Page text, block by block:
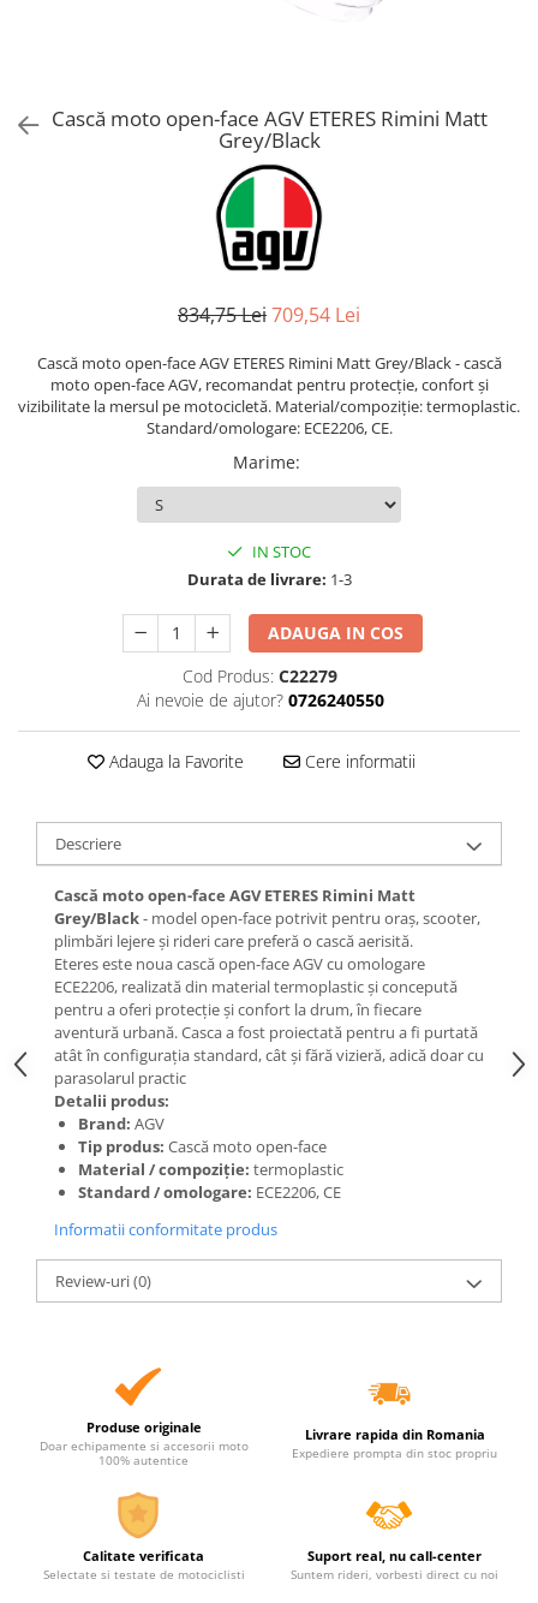
PLOAIE
TERMICE
Stickere & Grafică
Cască moto open-face AGV ETERES Rimini Matt
Grey/Black
834,75 Lei709,54 Lei
Cască moto open-face AGV ETERES Rimini Matt Grey/Black - cască
moto open-face AGV, recomandat pentru protecție, confort și
vizibilitate la mersul pe motocicletă. Material/compoziție: termoplastic.
Standard/omologare: ECE2206, CE.
Marime:
IN STOC
Durata de livrare: 1-3
ADAUGA IN COS
Cod Produs: C22279
Ai nevoie de ajutor? 0726240550
Adauga la Favorite Cere informatii
Descriere
Cască moto open-face AGV ETERES Rimini Matt
Grey/Black- model open-face potrivit pentru oraș, scooter,
plimbări lejere și rideri care preferă o cască aerisită.
Eteres este noua cască open-face AGV cu omologare
ECE2206, realizată din material termoplastic și concepută
pentru a oferi protecție și confort la drum, în fiecare
aventură urbană. Casca a fost proiectată pentru a fi purtată
atât în configurația standard, cât și fără vizieră, adică doar cu
parasolarul practic
Detalii produs:
Brand: AGV
Tip produs: Cască moto open-face
Material / compoziție: termoplastic
Standard / omologare: ECE2206, CE
Informatii conformitate produs
Review-uri(0)
Produse originale
Doar echipamente si accesorii moto
100% autentice
Livrare rapida din Romania
Expediere prompta din stoc propriu
Calitate verificata
Selectate si testate de motociclisti
Suport real, nu call-center
Suntem rideri, vorbesti direct cu noi